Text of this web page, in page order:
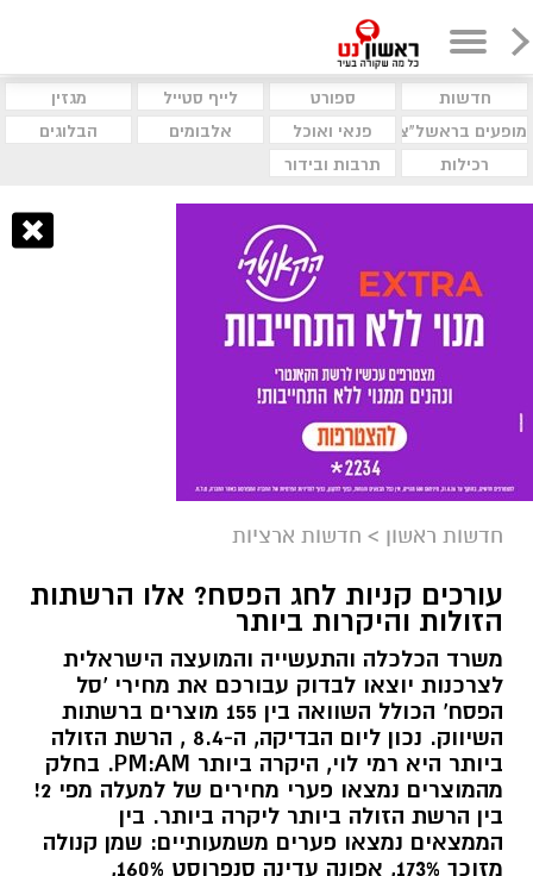
חדשות ספורט לייף סטייל
מגזין
מופעים בראשל"צ
פנאי ואוכל אלבומים
הבלוגים
רכילות
תרבות ובידור
חדשות ראשון > חדשות ארציות
עורכים קניות לחג הפסח? אלו הרשתות
הזולות והיקרות ביותר
משרד הכלכלה והתעשייה והמועצה הישראלית
לצרכנות יוצאו לבדוק עבורכם את מחירי 'סל
הפסח' הכולל השוואה בין 155 מוצרים ברשתות
השיווק. נכון ליום הבדיקה, ה-8.4 , הרשת הזולה
ביותר היא רמי לוי, היקרה ביותר PM:AM. בחלק
מהמוצרים נמצאו פערי מחירים של למעלה מפי 2!
בין הרשת הזולה ביותר ליקרה ביותר. בין
הממצאים נמצאו פערים משמעותיים: שמן קנולה
מזוכך 173%, אפונה עדינה סנפרוסט 160%,